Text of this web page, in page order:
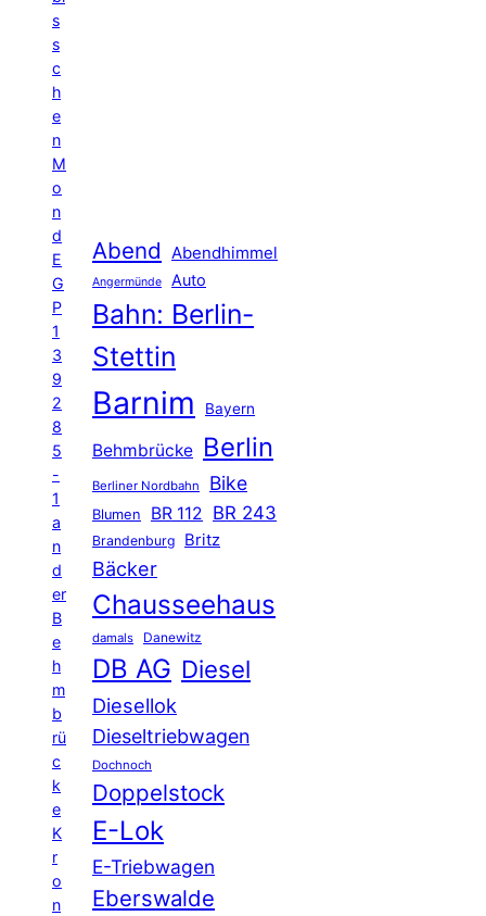
s
s
c
h
e
n
M
o
n
d
E
G
P
1
3
9
2
8
5
-
1
a
n
d
er
B
e
h
m
b
rü
c
k
e
K
r
o
n
Abend Abendhimmel
Angermünde Auto
Bahn: Berlin-
Stettin
Barnim Bayern
Behmbrücke Berlin
Berliner Nordbahn Bike
Blumen BR 112 BR 243
Brandenburg Britz
Bäcker
Chausseehaus
damals Danewitz
DB AG Diesel
Diesellok
Dieseltriebwagen
Dochnoch
Doppelstock
E-Lok
E-Triebwagen
Eberswalde